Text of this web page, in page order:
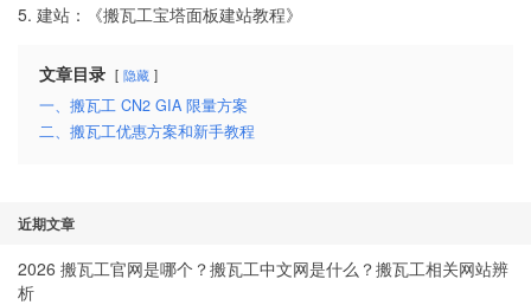
5. 建站：《搬瓦工宝塔面板建站教程》
文章目录 隐藏
一、搬瓦工 CN2 GIA 限量方案
二、搬瓦工优惠方案和新手教程
近期文章
2026 搬瓦工官网是哪个？搬瓦工中文网是什么？搬瓦工相关网站辨
析